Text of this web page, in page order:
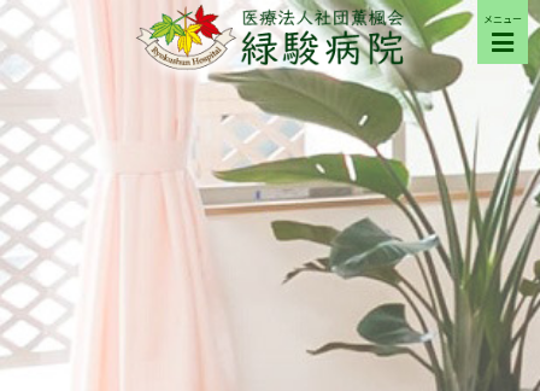
メニュー
ご来院の方へ
病院について
部門紹介
採用希望の方へ